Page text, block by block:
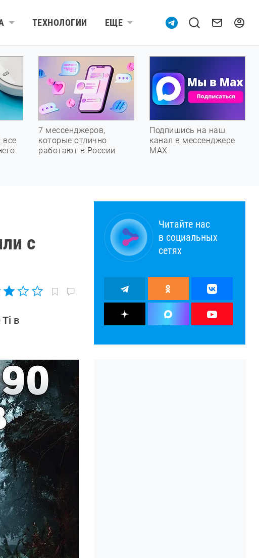
ТЕХНОЛОГИИ ЕЩЕ
все
7 мессенджеров,
которые отлично
работают в России
Подпишись на наш
канал в мессенджере
МАХ
с
Ti в
Читайте нас
в социальных
сетях